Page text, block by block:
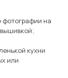
на
кухни
или